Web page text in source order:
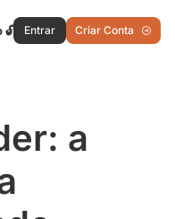
Entrar Criar Conta
a